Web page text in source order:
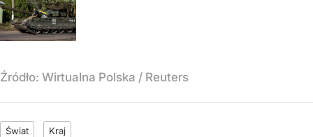
Źródło: Wirtualna Polska / Reuters
Świat Kraj